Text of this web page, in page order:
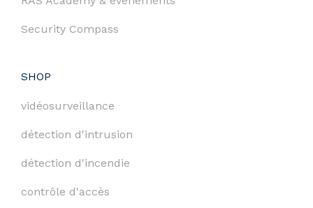
Security Compass
SHOP
vidéosurveillance
détection d'intrusion
détection d'incendie
contrôle d'accès